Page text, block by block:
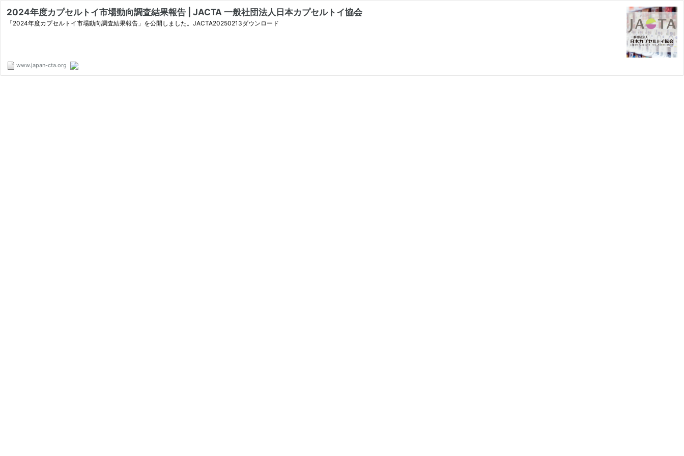
2024年度カプセルトイ市場動向調査結果報告 | JACTA 一般社団法人日本カプセルトイ協会
「2024年度カプセルトイ市場動向調査結果報告」を公開しました。JACTA20250213ダウンロード
www.japan-cta.org